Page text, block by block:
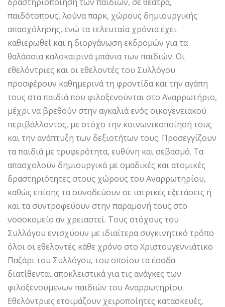
παιδότοπους, λούνα παρκ, χώρους δημιουργικής
απασχόλησης, ενώ τα τελευταία χρόνια έχει
καθιερωθεί και η διοργάνωση εκδρομών για τα
θαλάσσια καλοκαιρινά μπάνια των παιδιών. Οι
εθελόντριες και οι εθελοντές του Συλλόγου
προσφέρουν καθημερινά τη φροντίδα και την αγάπη
τους στα παιδιά που φιλοξενούνται στο Αναρρωτήριο,
μέχρι να βρεθούν στην αγκαλιά ενός οικογενειακού
περιβάλλοντος, με στόχο την κοινωνικοποίησή τους
και την ανάπτυξη των δεξιοτήτων τους. Προσεγγίζουν
τα παιδιά με τρυφερότητα, ευθύνη και σεβασμό. Τα
απασχολούν δημιουργικά με ομαδικές και ατομικές
δραστηριότητες στους χώρους του Αναρρωτηρίου,
καθώς επίσης τα συνοδεύουν σε ιατρικές εξετάσεις ή
και τα συντροφεύουν στην παραμονή τους στο
νοσοκομείο αν χρειαστεί. Τους στόχους του
Συλλόγου ενισχύουν με ιδιαίτερα συγκινητικό τρόπο
όλοι οι εθελοντές κάθε χρόνο στο Χριστουγεννιάτικο
Παζάρι του Συλλόγου, του οποίου τα έσοδα
διατίθενται αποκλειστικά για τις ανάγκες των
φιλοξενούμενων παιδιών του Αναρρωτηρίου.
Εθελόντριες ετοιμάζουν χειροποίητες κατασκευές,